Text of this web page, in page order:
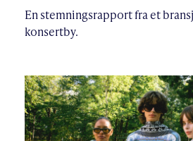
En stemningsrapport fra et
konsertby.